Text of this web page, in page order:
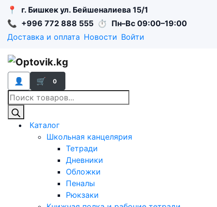
📍
г. Бишкек ул. Бейшеналиева 15/1
📞 +996 772 888 555 ⏱ Пн–Вс 09:00–19:00
Доставка и оплата Новости Войти
👤 🛒 0
Поиск
товаров
Каталог
Школьная канцелярия
Тетради
Дневники
Обложки
Пеналы
Рюкзаки